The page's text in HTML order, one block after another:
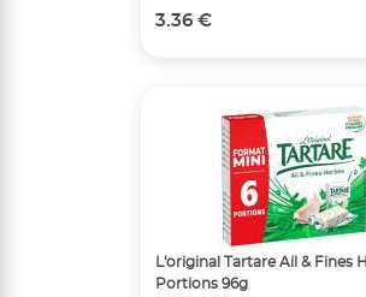
3.36 €
L'original Tartare Ail & Fines
Portions 96g